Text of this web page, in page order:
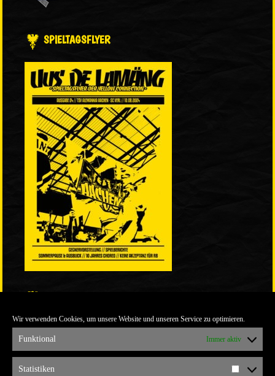
Wir verwenden Cookies, um unsere Website und unseren Service zu optimieren.
Funktional Immer aktiv
Statistiken
SPIELTAGSFLYER
ULTRABLOG DER YELLOW CONNECTION
ALEMANNIA VERKAUFT MAN NICHT
ARCHIV